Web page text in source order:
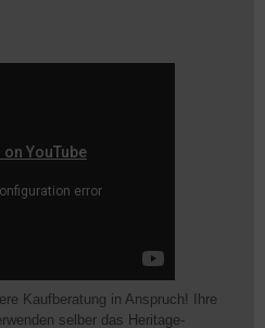
Kaufberatung in Anspruch! Ihre
selber das Heritage-